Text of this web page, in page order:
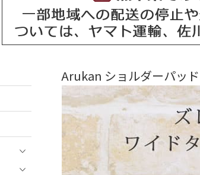
Arukan ショルダーパッ